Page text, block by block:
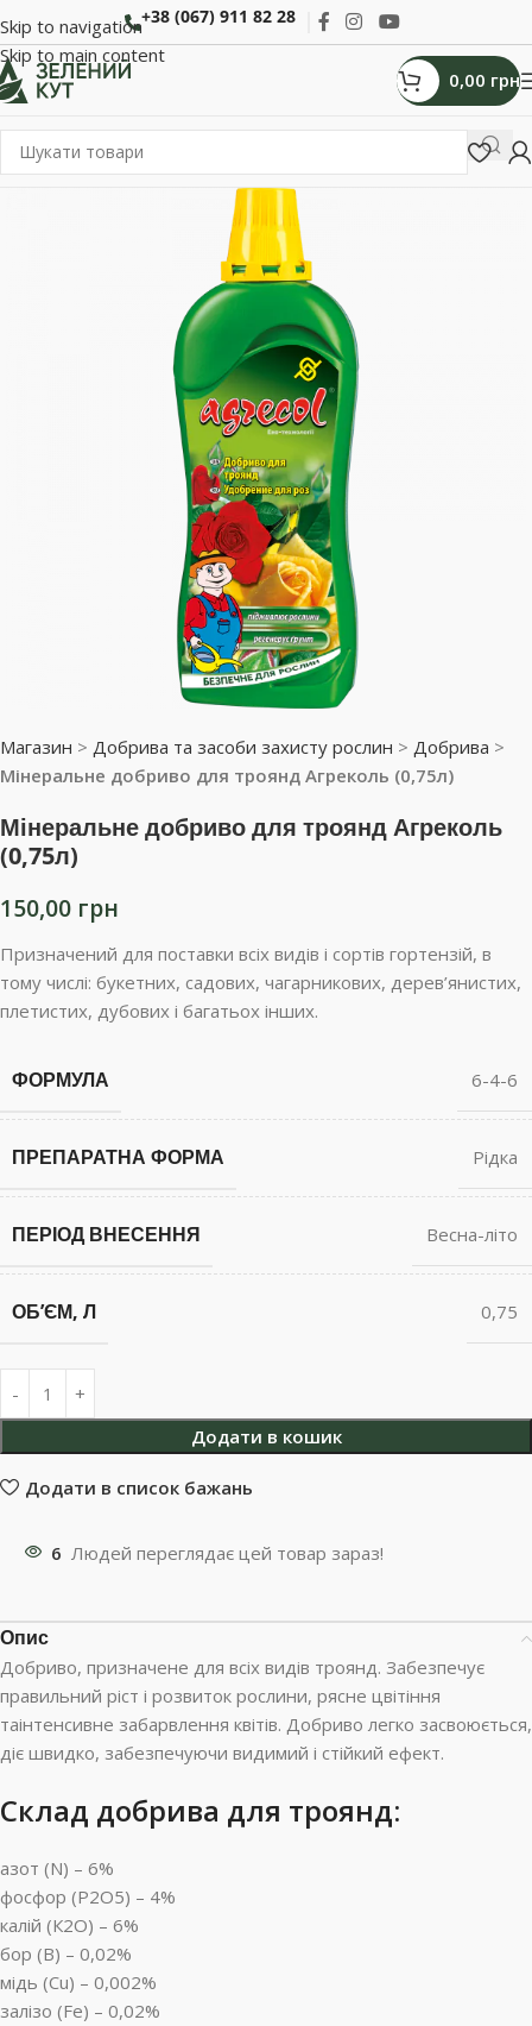
Skip to navigation
Skip to main content
+38 (067) 911 82 28
0,00 грн
Магазин > Добрива та засоби захисту рослин > Добрива >
Мінеральне добриво для троянд Агреколь (0,75л)
Мінеральне добриво для троянд Агреколь
(0,75л)
150,00 грн
Призначений для поставки всіх видів і сортів гортензій, в
тому числі: букетних, садових, чагарникових, дерев’янистих,
плетистих, дубових і багатьох інших.
ФОРМУЛА 6-4-6
ПРЕПАРАТНА ФОРМА Рідка
ПЕРІОД ВНЕСЕННЯ Весна-літо
ОБʼЄМ, Л 0,75
Додати в кошик
Додати в список бажань
6 Людей переглядає цей товар зараз!
Опис
Добриво, призначене для всіх видів троянд. Забезпечує
правильний ріст і розвиток рослини, рясне цвітіння
таінтенсивне забарвлення квітів. Добриво легко засвоюється,
діє швидко, забезпечуючи видимий і стійкий ефект.
Склад добрива для троянд:
азот (N) – 6%
фосфор (P2O5) – 4%
калій (К2О) – 6%
бор (В) – 0,02%
мідь (Сu) – 0,002%
залізо (Fe) – 0,02%